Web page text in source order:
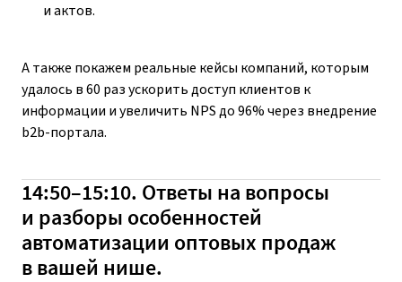
и актов.
А также покажем реальные кейсы компаний, которым
удалось в 60 раз ускорить доступ клиентов к
информации и увеличить NPS до 96% через внедрение
b2b-портала.
14:50–15:10. Ответы на вопросы
и разборы особенностей
автоматизации оптовых продаж
в вашей нише.